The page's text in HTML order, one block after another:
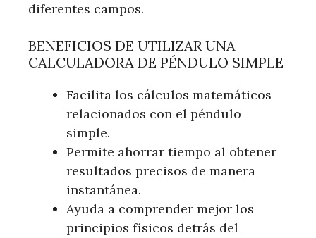
diferentes campos.
BENEFICIOS DE UTILIZAR UNA
CALCULADORA DE PÉNDULO SIMPLE
Facilita los cálculos matemáticos
relacionados con el péndulo
simple.
Permite ahorrar tiempo al obtener
resultados precisos de manera
instantánea.
Ayuda a comprender mejor los
principios físicos detrás del